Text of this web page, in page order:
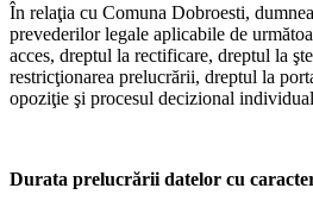
În relaţia cu Comuna Dobroesti,
prevederilor legale aplicabile de
acces, dreptul la rectificare, dreptul la
restricţionarea prelucrării, dreptul la
opoziţie şi procesul decizional
Durata prelucrării datelor cu